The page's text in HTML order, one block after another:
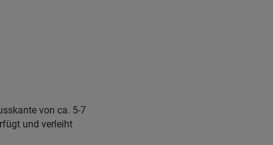
von ca. 5-7
und verleiht